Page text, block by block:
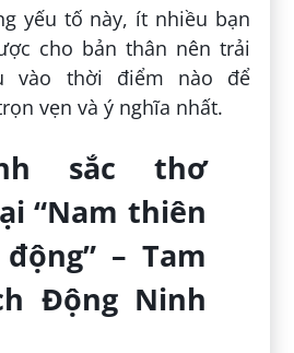
yếu tố này, ít nhiều bạn
cho bản thân nên trải
vào thời điểm nào để
vẹn và ý nghĩa nhất.
sắc thơ
“Nam thiên
– Tam
Động Ninh